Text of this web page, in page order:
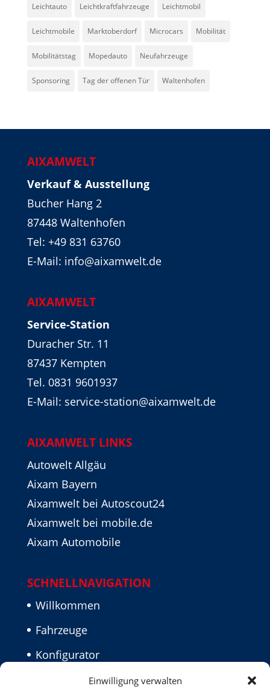
Einwilligung verwalten
Leichtauto Leichtkraftfahrzeuge Leichtmobil
Leichtmobile Marktoberdorf Microcars Mobilität
Mobilitätstag Mopedauto Neufahrzeuge
Sponsoring Tag der offenen Tür Waltenhofen
AIXAMWELT
Verkauf & Ausstellung
Bucher Hang 2
87448 Waltenhofen
Tel: +49 831 63760
E-Mail: info@aixamwelt.de
AIXAMWELT
Service-Station
Duracher Str. 11
87437 Kempten
Tel. 0831 9601937
E-Mail: service-station@aixamwelt.de
AIXAMWELT LINKS
Autowelt Allgäu
Aixam Bayern
Aixamwelt bei Autoscout24
Aixamwelt bei mobile.de
Aixam Automobile
SCHNELLNAVIGATION
Willkommen
Fahrzeuge
Konfigurator